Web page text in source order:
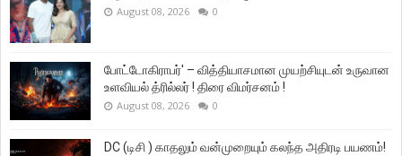
August 08, 2026 0
போட்டோகிராபர்' – வித்தியாசமான முயற்சியுடன் உருவான
உளவியல் த்ரில்லர் ! திரை விமர்சனம் !
August 08, 2026 0
DC (டிசி ) காதலும் வன்முறையும் கலந்த அதிரடி பயணம்!